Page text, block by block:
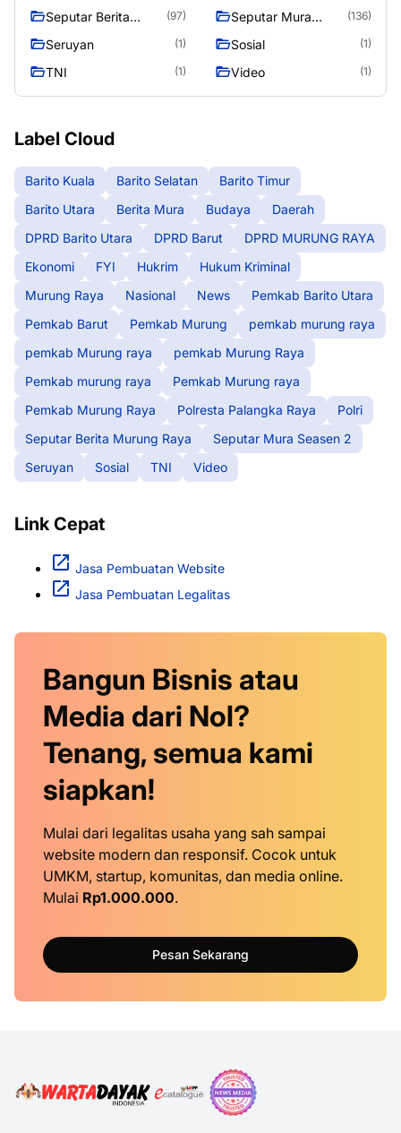
Seputar Berita
(97)
Seputar Mura
(136)
Seruyan (1) Sosial (1)
TNI (1) Video (1)
Label Cloud
Barito Kuala Barito Selatan
Barito Timur
Barito Utara
Berita Mura Budaya
Daerah
DPRD Barito Utara
DPRD Barut
DPRD MURUNG RAYA
Ekonomi
FYI Hukrim
Hukum Kriminal
Murung Raya
Nasional News
Pemkab Barito Utara
Pemkab Barut
Pemkab Murung
pemkab murung raya
pemkab Murung raya
pemkab Murung Raya
Pemkab murung raya
Pemkab Murung raya
Pemkab Murung Raya
Polresta Palangka Raya
Polri
Seputar Berita Murung Raya
Seputar Mura Seasen 2
Seruyan
Sosial TNI Video
Link Cepat
Jasa Pembuatan Website
Jasa Pembuatan Legalitas
Bangun Bisnis atau
Media dari Nol?
Tenang, semua kami
siapkan!
Mulai dari legalitas usaha yang sah sampai
website modern dan responsif. Cocok untuk
UMKM, startup, komunitas, dan media online.
Mulai Rp1.000.000.
Pesan Sekarang